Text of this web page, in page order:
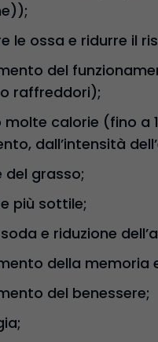
le ossa e ridurre il
del
raffreddori);
calorie (fino a
dall’intensità
del grasso;
più sottile;
e riduzione
della memoria
del benessere;